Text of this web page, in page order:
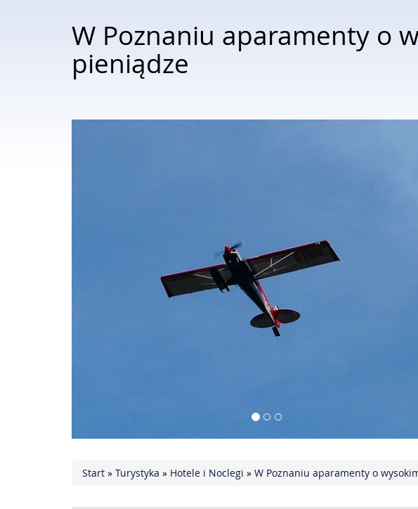
W Poznaniu aparamenty o
pieniądze
Start » Turystyka » Hotele i Noclegi » W Poznaniu aparamenty o